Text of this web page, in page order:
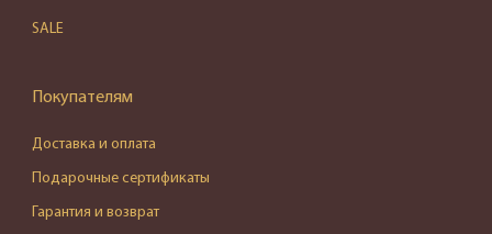
SALE
Покупателям
Доставка и оплата
Подарочные сертификаты
Гарантия и возврат